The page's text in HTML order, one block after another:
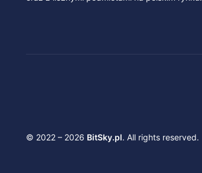
© 2022 – 2026 BitSky.pl. All rights reserved.